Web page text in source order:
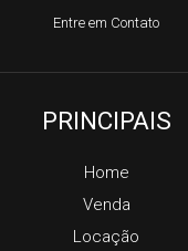
Entre em Contato
PRINCIPAIS
Home
Venda
Locação